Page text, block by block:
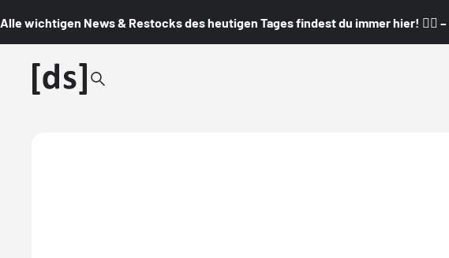
Alle wichtigen News & Restocks des heutigen Tages findest du immer hier! 👇🏼 –